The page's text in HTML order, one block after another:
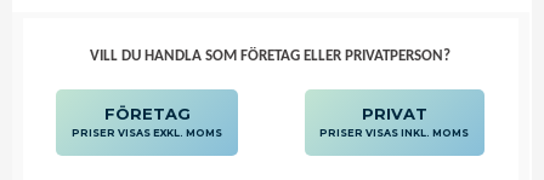
221,88
VILL DU HANDLA SOM FÖRETAG ELLER PRIVATPERSON?
FÖRETAG
PRISER VISAS EXKL. MOMS
PRIVAT
PRISER VISAS INKL. MOMS